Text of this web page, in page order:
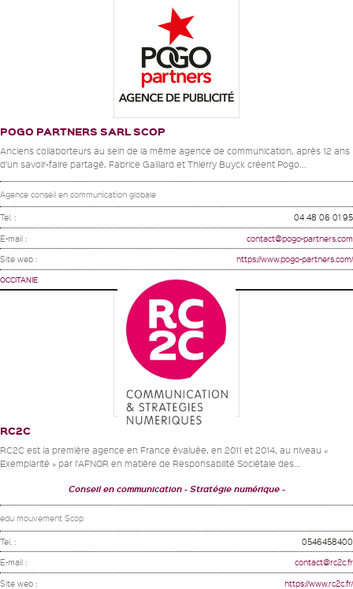
POGO PARTNERS SARL SCOP
Anciens collaborteurs au sein de la même agence de communication, après 12 ans
d’un savoir-faire partagé, Fabrice Gaillard et Thierry Buyck créent Pogo...
Agence conseil en communication globale
Tel. : 04 48 06 01 95
E-mail : contact@pogo-partners.com
Site web : https://www.pogo-partners.com/
OCCITANIE
RC2C
RC2C est la première agence en France évaluée, en 2011 et 2014, au niveau «
Exemplarité » par l’AFNOR en matière de Responsabilité Sociétale des...
Conseil en communication Stratégie numérique
edu mouvement Scop
Tel. : 0546458400
E-mail : contact@rc2c.fr
Site web : https://www.rc2c.fr/